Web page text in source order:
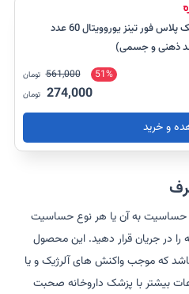
کپسول زینک پلاس فور تینز یوروویتال 60 عدد
ذهنی و جسمی)
51%
561,000 تومان
274,000 تومان
و خرید
حساسیت به آن یا هر نوع حساسیت
در جریان قرار دهید. این محصول
که موجب واکنش های آلرژیک و یا
بیشتر با پزشک داروخانه صحبت